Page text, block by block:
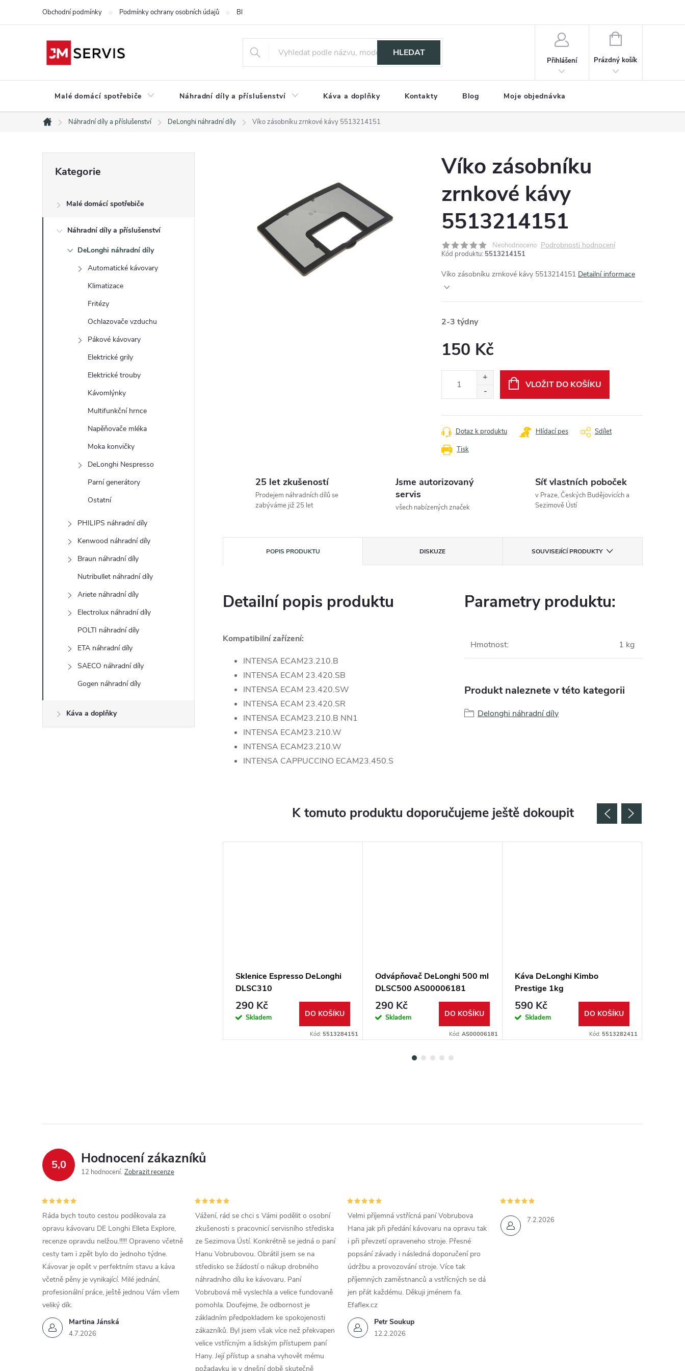
Obchodní podmínky Podmínky ochrany osobních údajů Blog
HLEDAT
Přihlášení
NÁKUPNÍ
Prázdný košík
Malé domácí spotřebiče Náhradní díly a příslušenství Káva a doplňky Kontakty Blog Moje objednávka
Domů
Náhradní díly a příslušenství DeLonghi náhradní díly Víko zásobníku zrnkové kávy 5513214151
s
kategorie
Kategorie
Malé domácí spotřebiče
Náhradní díly a příslušenství
DeLonghi náhradní díly
Automatické kávovary
Klimatizace
Fritézy
Ochlazovače vzduchu
Pákové kávovary
Elektrické grily
Elektrické trouby
Kávomlýnky
Multifunkční hrnce
Napěňovače mléka
Moka konvičky
DeLonghi Nespresso
Parní generátory
Ostatní
PHILIPS náhradní díly
Kenwood náhradní díly
Braun náhradní díly
Nutribullet náhradní díly
Ariete náhradní díly
Electrolux náhradní díly
POLTI náhradní díly
ETA náhradní díly
SAECO náhradní díly
Gogen náhradní díly
Káva a doplňky
Víko zásobníku
zrnkové kávy
5513214151
Neohodnoceno Podrobnosti hodnocení
Kód produktu: 5513214151
Víko zásobníku zrnkové kávy 5513214151 Detailní informace
2-3 týdny
150 Kč
VLOŽIT DO KOŠÍKU
Tisk
Dotaz k produktu Hlídací pes Sdílet
25 let zkušeností
Prodejem náhradních dílů se
zabýváme již 25 let
Jsme autorizovaný
servis
všech nabízených značek
Síť vlastních poboček
v Praze, Českých Budějovicích a
Sezimově Ústí
POPIS PRODUKTU DISKUZE SOUVISEJÍCÍ PRODUKTY
Detailní popis produktu
Kompatibilní zařízení:
INTENSA ECAM23.210.B
INTENSA ECAM 23.420.SB
INTENSA ECAM 23.420.SW
INTENSA ECAM 23.420.SR
INTENSA ECAM23.210.B NN1
INTENSA ECAM23.210.W
INTENSA ECAM23.210.W
INTENSA CAPPUCCINO ECAM23.450.S
Parametry produktu:
Hmotnost: 1 kg
Produkt naleznete v této kategorii
Delonghi náhradní díly
K tomuto produktu doporučujeme ještě dokoupit
Sklenice Espresso DeLonghi
DLSC310
290 Kč
Skladem DO KOŠÍKU
Kód: 5513284151
Odvápňovač DeLonghi 500 ml
DLSC500 AS00006181
290 Kč
Skladem DO KOŠÍKU
Kód: AS00006181
Káva DeLonghi Kimbo
Prestige 1kg
590 Kč
Skladem DO KOŠÍKU
Kód: 5513282411
5,0 Hodnocení zákazníků
12 hodnocení Zobrazit recenze
Martina Jánská
4.7.2026
Ráda bych touto cestou poděkovala za
opravu kávovaru DE Longhi Elleta Explore,
recenze opravdu nelžou.!!!!! Opraveno včetně
cesty tam i zpět bylo do jednoho týdne.
Kávovar je opět v perfektním stavu a káva
včetně pěny je vynikající. Milé jednání,
profesionální práce, ještě jednou Vám všem
veliký dík.
Vážení, rád se chci s Vámi podělit o osobní
zkušenosti s pracovnicí servisního střediska
ze Sezimova Ústí. Konkrétně se jedná o paní
Hanu Vobrubovou. Obrátil jsem se na
středisko se žádostí o nákup drobného
náhradního dílu ke kávovaru. Paní
Vobrubová mě vyslechla a velice fundovaně
pomohla. Doufejme, že odbornost je
základním předpokladem ke spokojenosti
zákazníků. Byl jsem však více než překvapen
velice vstřícným a lidským přístupem paní
Hany. Její přístup a snaha vyhovět mému
požadavku je v dnešní době skutečně
Petr Soukup
12.2.2026
Velmi příjemná vstřícná paní Vobrubova
Hana jak při předání kávovaru na opravu tak
i při převzetí opraveneho stroje. Přesné
popsání závady i následná doporučení pro
údržbu a provozování stroje. Více tak
příjemných zaměstnanců a vstřícných se dá
jen přát každému. Děkuji jménem fa.
Efaflex.cz
7.2.2026